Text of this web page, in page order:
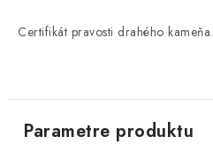
Certifikát pravosti drahého kameňa.
Parametre produktu